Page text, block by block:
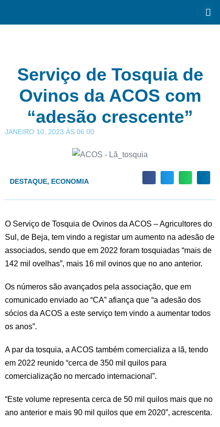
Serviço de Tosquia de
Ovinos da ACOS com
“adesão crescente”
JANEIRO 10, 2023 ÀS 06:00
DESTAQUE, ECONOMIA
O Serviço de Tosquia de Ovinos da ACOS – Agricultores do
Sul, de Beja, tem vindo a registar um aumento na adesão de
associados, sendo que em 2022 foram tosquiadas “mais de
142 mil ovelhas”, mais 16 mil ovinos que no ano anterior.
Os números são avançados pela associação, que em
comunicado enviado ao “CA” afiança que “a adesão dos
sócios da ACOS a este serviço tem vindo a aumentar todos
os anos”.
A par da tosquia, a ACOS também comercializa a lã, tendo
em 2022 reunido “cerca de 350 mil quilos para
comercialização no mercado internacional”.
“Este volume representa cerca de 50 mil quilos mais que no
ano anterior e mais 90 mil quilos que em 2020”, acrescenta.